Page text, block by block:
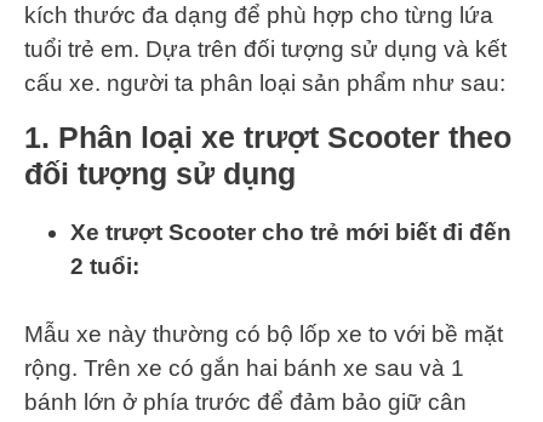
kích thước đa dạng để phù hợp cho từng lứa
tuổi trẻ em. Dựa trên đối tượng sử dụng và kết
cấu xe. người ta phân loại sản phẩm như sau:
1. Phân loại xe trượt Scooter theo
đối tượng sử dụng
Xe trượt Scooter cho trẻ mới biết đi đến
2 tuổi:
Mẫu xe này thường có bộ lốp xe to với bề mặt
rộng. Trên xe có gắn hai bánh xe sau và 1
bánh lớn ở phía trước để đảm bảo giữ cân